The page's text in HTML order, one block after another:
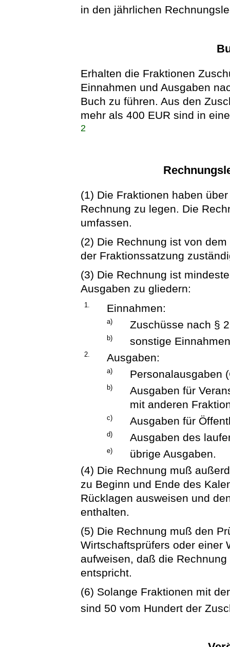
in den jährlichen
Erhalten die Fraktionen
Einnahmen und Ausgaben
Buch zu führen. Aus den
mehr als 400 EUR sind in
2
(1) Die Fraktionen haben
Rechnung zu legen. Die
umfassen.
(2) Die Rechnung ist von
der Fraktionssatzung
(3) Die Rechnung ist
Ausgaben zu gliedern:
1. Einnahmen:
a) Zuschüsse nach §
b) sonstige
2. Ausgaben:
a) Personalausgaben
b)
Ausgaben für
mit anderen
c) Ausgaben für
d) Ausgaben des
e)
übrige Ausgaben.
(4) Die Rechnung muß
zu Beginn und Ende des
Rücklagen ausweisen und
enthalten.
(5) Die Rechnung muß den
Wirtschaftsprüfers oder einer
aufweisen, daß die
entspricht.
(6) Solange Fraktionen mit
sind 50 vom Hundert der